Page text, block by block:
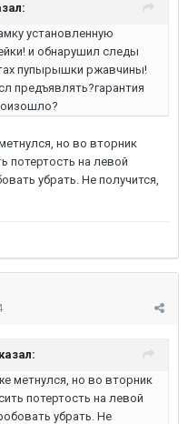
установленную
и обнарушил следы
пупырышки ржавчины!
предъявлять?гарантия
но во вторник
потертость на левой
убрать. Не получится,
метнулся, но во вторник
потертость на левой
убрать. Не